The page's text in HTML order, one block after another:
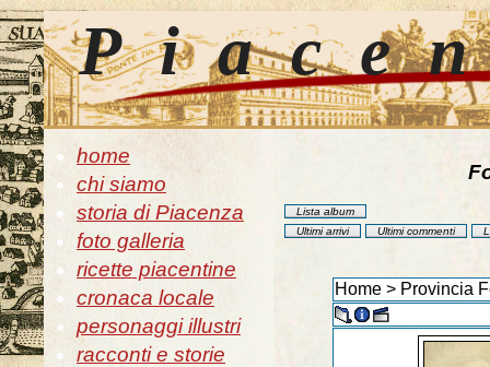
home
chi siamo
storia di Piacenza
foto galleria
ricette piacentine
cronaca locale
personaggi illustri
racconti e storie
Lista album
Ultimi arrivi
Ultimi commenti
Home> Provincia